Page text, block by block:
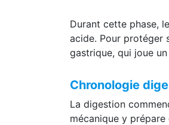
Durant cette phase,
acide. Pour protéger
gastrique, qui joue
Chronologie
La digestion
mécanique y prépare